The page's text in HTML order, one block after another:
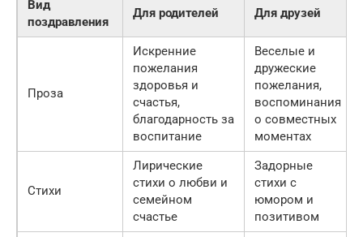
Вид
поздравления
Для родителей Для друзей
Проза
Искренние
пожелания
здоровья и
счастья,
благодарность за
воспитание
Веселые и
дружеские
пожелания,
воспоминания
о совместных
моментах
Стихи
Лирические
стихи о любви и
семейном
счастье
Задорные
стихи с
юмором и
позитивом